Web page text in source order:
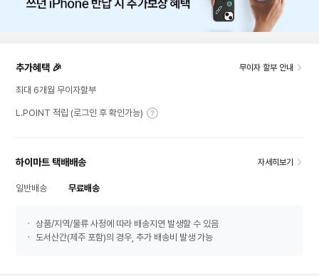
추가혜택 🎉 무이자 할부 안내
최대 6개월 무이자할부
L.POINT 적립 (로그인 후 확인가능)
하이마트 택배배송 자세히보기
일반배송 무료배송
상품/지역/물류 사정에 따라 배송지연 발생할 수 있음
도서산간(제주 포함)의 경우, 추가 배송비 발생 가능